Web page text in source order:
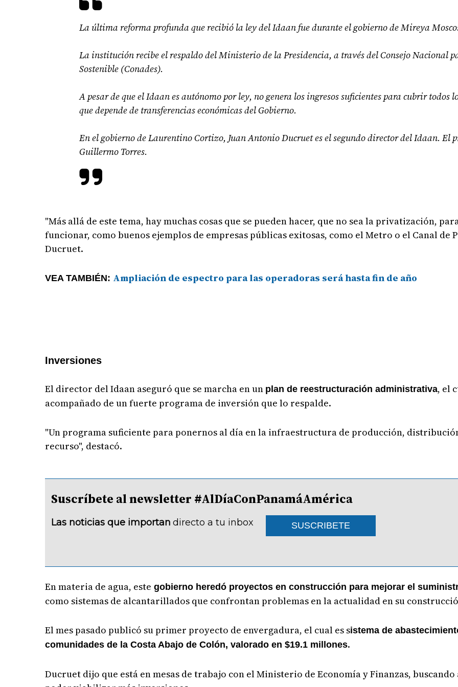
La última reforma profunda que recibió la ley del Idaan fue durante el gobierno de Mireya
La institución recibe el respaldo del Ministerio de la Presidencia, a través del Consejo Nacional
Sostenible (Conades).
A pesar de que el Idaan es autónomo por ley, no genera los ingresos suficientes para cubrir todos
que depende de transferencias económicas del Gobierno.
En el gobierno de Laurentino Cortizo, Juan Antonio Ducruet es el segundo director del Idaan. El
Guillermo Torres.
"Más allá de este tema, hay muchas cosas que se pueden hacer, que no sea la privatización,
funcionar, como buenos ejemplos de empresas públicas exitosas, como el Metro o el Canal de
Ducruet.
VEA TAMBIÉN: Ampliación de espectro para las operadoras será hasta fin de año
Inversiones
El director del Idaan aseguró que se marcha en un plan de reestructuración administrativa, el
acompañado de un fuerte programa de inversión que lo respalde.
"Un programa suficiente para ponernos al día en la infraestructura de producción,
recurso", destacó.
Suscríbete al newsletter #AlDíaConPanamáAmérica
Las noticias que importan directo a tu inbox SUSCRIBETE
En materia de agua, este gobierno heredó proyectos en construcción para mejorar el
como sistemas de alcantarillados que confrontan problemas en la actualidad en su
El mes pasado publicó su primer proyecto de envergadura, el cual es sistema de
comunidades de la Costa Abajo de Colón, valorado en $19.1 millones.
Ducruet dijo que está en mesas de trabajo con el Ministerio de Economía y Finanzas,